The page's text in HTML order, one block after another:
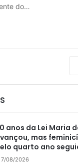
do…
anos da Lei Maria
mas
quarto ano
7/08/2026